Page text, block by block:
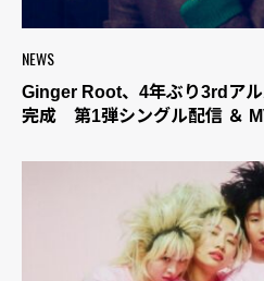
NEWS
Ginger Root、4年ぶり3rdアル
完成 第1弾シングル配信 ＆